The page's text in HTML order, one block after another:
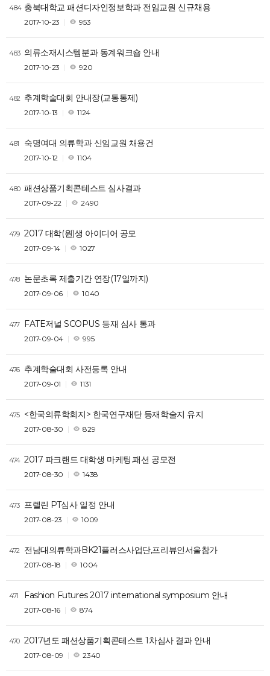
484 충북대학교 패션디자인정보학과 전임교원 신규채용
2017-10-23 953
483 의류소재시스템분과 동계워크숍 안내
2017-10-23 920
482 추계학술대회 안내장(교통통제)
2017-10-13 1124
481 숙명여대 의류학과 신임교원 채용건
2017-10-12 1104
480 패션상품기획콘테스트 심사결과
2017-09-22 2490
479 2017 대학(원)생 아이디어 공모
2017-09-14 1027
478 논문초록 제출기간 연장(17일까지)
2017-09-06 1040
477 FATE저널 SCOPUS 등재 심사 통과
2017-09-04 995
476 추계학술대회 사전등록 안내
2017-09-01 1131
475 <한국의류학회지> 한국연구재단 등재학술지 유지
2017-08-30 829
474 2017 파크랜드 대학생 마케팅.패션 공모전
2017-08-30 1438
473 프렐린 PT심사 일정 안내
2017-08-23 1009
472 전남대의류학과BK21플러스사업단,프리뷰인서울참가
2017-08-18 1004
471 Fashion Futures 2017 international symposium 안내
2017-08-16 874
470 2017년도 패션상품기획콘테스트 1차심사 결과 안내
2017-08-09 2340